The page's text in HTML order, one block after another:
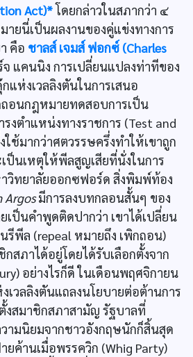
Act)*โดยกล่าวในสภากว่า ๔
ายนี่เป็นผลงานของคู่แข่งทางการ
คือ ชาลส์ เจมส์ ฟอกซ์ (Charles
จ แคนนิง การเปลี่ยนแปลงท่าทีของ
แห่งเวลลิงตันในการเสนอ
อนกฎหมายทดสอบการเป็น
งตำแหน่งทางราชการ (Test and
ใช้มากว่าศตวรรษครึ่งทำให้เขาถูก
ป็นเหตุให้พีลสูญเสียที่นั่งในการ
วิทยาลัยออกซฟอร์ด สิ่งพิมพ์ท้อง
Argosมีการลงบทกลอนสั้นๆ ของ
เป็นคำพูดติดปากว่า เขาได้เปลี่ยน
รีพีล (repeal หมายถึง เพิกถอน)
สภาได้อยู่โดยได้รับเลือกตั้งจาก
อย่างไรก็ดี ในเดือนพฤศจิกายน
วลลิงตันแถลงนโยบายต่อต้านการ
งสมาชิกสภาสามัญ รัฐบาลที่
ามนิยมจากชาวอังกฤษนักก็สิ้นสุด
ยค้านเมื่อพรรควิก (Whig Party)